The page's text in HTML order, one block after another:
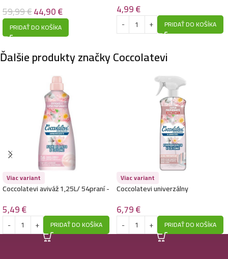
59,99€44,90€
PRIDAŤ DO KOŠÍKA
4,99€
PRIDAŤ DO KOŠÍKA
Ďalšie produkty značky Coccolatevi
Viac variant
Coccolatevi aviváž 1,25L/ 54praní -
5,49€
PRIDAŤ DO KOŠÍKA
Viac variant
Coccolatevi univerzálny
Bloomalcool- Fiori Di Loto E Cotone
6,79€
PRIDAŤ DO KOŠÍKA